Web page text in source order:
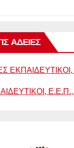
ΑΔΕΙΕΣ
ΕΚΠΑΙΔΕΥΤΙΚΟΙ,